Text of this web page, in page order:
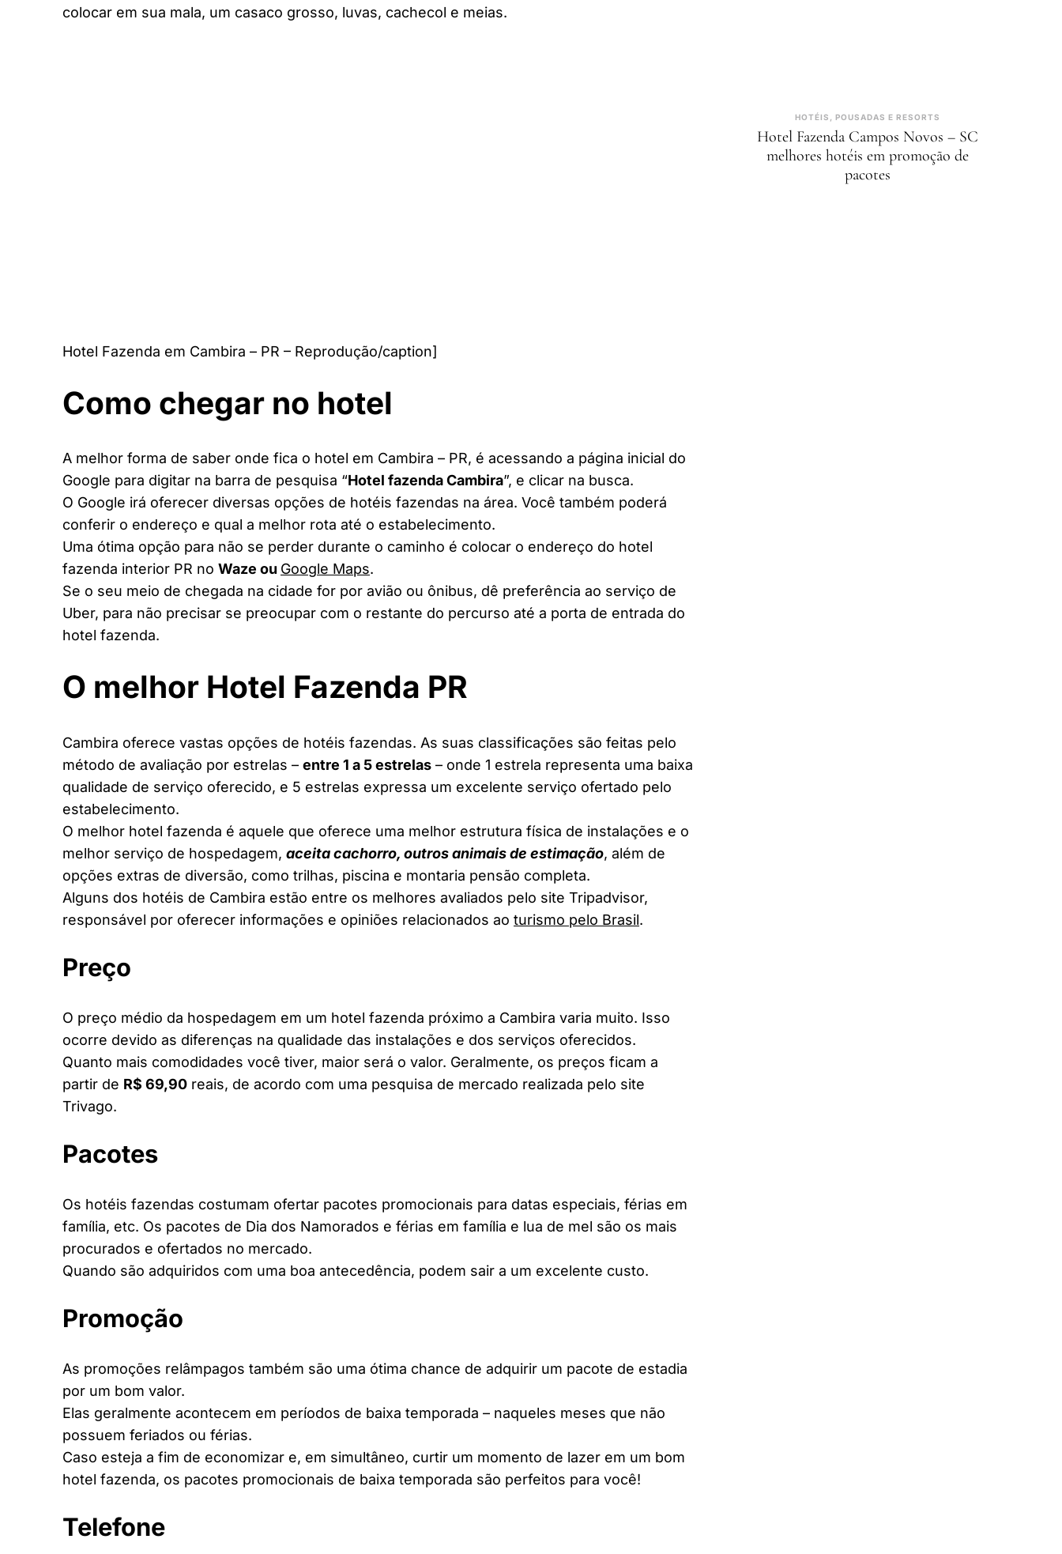
colocar em sua mala, um casaco grosso, luvas, cachecol e meias.
Hotel Fazenda em Cambira – PR – Reprodução/caption]
Como chegar no hotel
A melhor forma de saber onde fica o hotel em Cambira – PR, é acessando a página inicial do
Google para digitar na barra de pesquisa “Hotel fazenda Cambira”, e clicar na busca.
O Google irá oferecer diversas opções de hotéis fazendas na área. Você também poderá
conferir o endereço e qual a melhor rota até o estabelecimento.
Uma ótima opção para não se perder durante o caminho é colocar o endereço do hotel
fazenda interior PR no Waze ou Google Maps.
Se o seu meio de chegada na cidade for por avião ou ônibus, dê preferência ao serviço de
Uber, para não precisar se preocupar com o restante do percurso até a porta de entrada do
hotel fazenda.
O melhor Hotel Fazenda PR
Cambira oferece vastas opções de hotéis fazendas. As suas classificações são feitas pelo
método de avaliação por estrelas – entre 1 a 5 estrelas – onde 1 estrela representa uma baixa
qualidade de serviço oferecido, e 5 estrelas expressa um excelente serviço ofertado pelo
estabelecimento.
O melhor hotel fazenda é aquele que oferece uma melhor estrutura física de instalações e o
melhor serviço de hospedagem, aceita cachorro, outros animais de estimação, além de
opções extras de diversão, como trilhas, piscina e montaria pensão completa.
Alguns dos hotéis de Cambira estão entre os melhores avaliados pelo site Tripadvisor,
responsável por oferecer informações e opiniões relacionados ao turismo pelo Brasil.
Preço
O preço médio da hospedagem em um hotel fazenda próximo a Cambira varia muito. Isso
ocorre devido as diferenças na qualidade das instalações e dos serviços oferecidos.
Quanto mais comodidades você tiver, maior será o valor. Geralmente, os preços ficam a
partir de R$ 69,90 reais, de acordo com uma pesquisa de mercado realizada pelo site
Trivago.
Pacotes
Os hotéis fazendas costumam ofertar pacotes promocionais para datas especiais, férias em
família, etc. Os pacotes de Dia dos Namorados e férias em família e lua de mel são os mais
procurados e ofertados no mercado.
Quando são adquiridos com uma boa antecedência, podem sair a um excelente custo.
Promoção
As promoções relâmpagos também são uma ótima chance de adquirir um pacote de estadia
por um bom valor.
Elas geralmente acontecem em períodos de baixa temporada – naqueles meses que não
possuem feriados ou férias.
Caso esteja a fim de economizar e, em simultâneo, curtir um momento de lazer em um bom
hotel fazenda, os pacotes promocionais de baixa temporada são perfeitos para você!
Telefone
HOTÉIS, POUSADAS E RESORTS
Hotel Fazenda Campos Novos – SC
melhores hotéis em promoção de
pacotes